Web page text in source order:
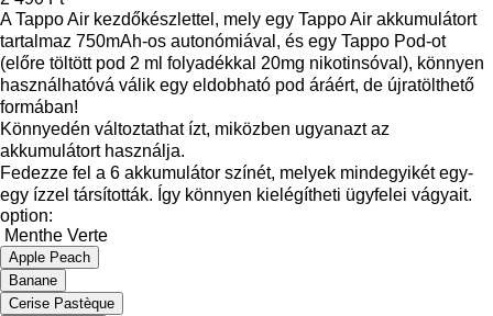
A Tappo Air kezdőkészlettel, mely egy Tappo Air akkumulátort
tartalmaz 750mAh-os autonómiával, és egy Tappo Pod-ot
(előre töltött pod 2 ml folyadékkal 20mg nikotinsóval), könnyen
használhatóvá válik egy eldobható pod áráért, de újratölthető
formában!
Könnyedén változtathat ízt, miközben ugyanazt az
akkumulátort használja.
Fedezze fel a 6 akkumulátor színét, melyek mindegyikét egy-
egy ízzel társították. Így könnyen kielégítheti ügyfelei vágyait.
option:
Menthe Verte
Apple Peach
Banane
Cerise Pastèque